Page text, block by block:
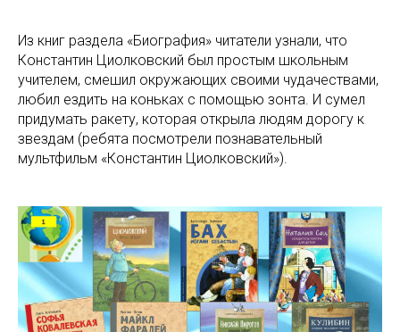
Из книг раздела «Биография» читатели узнали, что
Константин Циолковский был простым школьным
учителем, смешил окружающих своими чудачествами,
любил ездить на коньках с помощью зонта. И сумел
придумать ракету, которая открыла людям дорогу к
звездам (ребята посмотрели познавательный
мультфильм «Константин Циолковский»).